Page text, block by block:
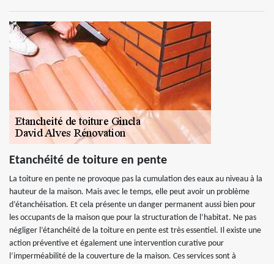
Etanchéité de toiture en pente
La toiture en pente ne provoque pas la cumulation des eaux au niveau à la
hauteur de la maison. Mais avec le temps, elle peut avoir un problème
d’étanchéisation. Et cela présente un danger permanent aussi bien pour
les occupants de la maison que pour la structuration de l’habitat. Ne pas
négliger l’étanchéité de la toiture en pente est très essentiel. Il existe une
action préventive et également une intervention curative pour
l’imperméabilité de la couverture de la maison. Ces services sont à